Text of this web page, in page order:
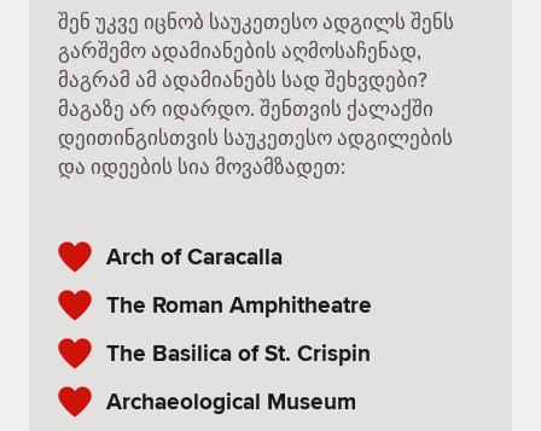
შენ უკვე იცნობ საუკეთესო ადგილს შენს
გარშემო ადამიანების აღმოსაჩენად,
მაგრამ ამ ადამიანებს სად შეხვდები?
მაგაზე არ იდარდო. შენთვის ქალაქში
დეითინგისთვის საუკეთესო ადგილების
და იდეების სია მოვამზადეთ:
Arch of Caracalla
The Roman Amphitheatre
The Basilica of St. Crispin
Archaeological Museum